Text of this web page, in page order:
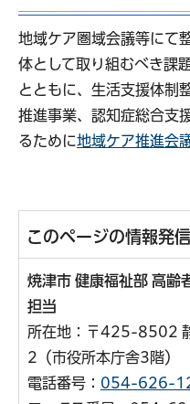
地域ケア圏域会議等にて
体として取り組むべき課
とともに、生活支援体制
推進事業、認知症総合支
るために地域ケア推進会
このページの情報発
焼津市 健康福祉部 高
担当
所在地：〒425-8502
2（市役所本庁舎3階）
電話番号： 054-626-